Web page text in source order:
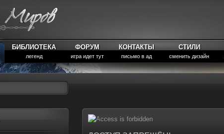
БИБЛИОТЕКА
легенд
ФОРУМ
игра идет тут
КОНТАКТЫ
письмо в ад
СТИЛИ
сменить дизайн